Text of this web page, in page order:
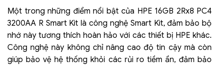
Một trong những điểm nổi bật của HPE 16GB 2Rx8 PC4
3200AA R Smart Kit là công nghệ Smart Kit, đảm bảo bộ
nhớ này tương thích hoàn hảo với các thiết bị HPE khác.
Công nghệ này không chỉ nâng cao độ tin cậy mà còn
giúp bảo vệ hệ thống khỏi các rủi ro tiềm ẩn, đảm bảo